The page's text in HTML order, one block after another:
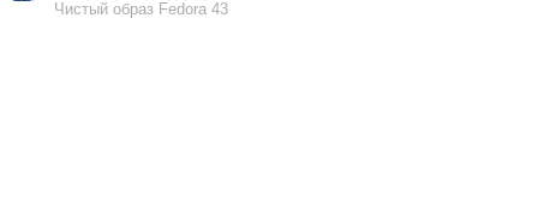
Чистый образ Fedora 43